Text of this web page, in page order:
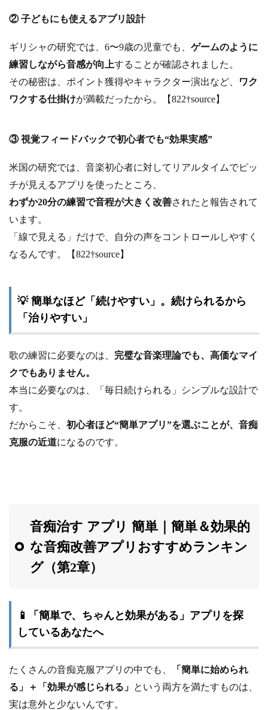
② 子どもにも使えるアプリ設計
ギリシャの研究では、6〜9歳の児童でも、 ゲームのように
練習しながら音感が向上することが確認されました。
その秘密は、ポイント獲得やキャラクター演出など、
ワク
ワクする仕掛けが満載だったから。【822†source】
③ 視覚フィードバックで初心者でも“効果実感”
米国の研究では、音楽初心者に対してリアルタイムでピッ
チが見えるアプリを使ったところ、
わずか20分の練習で音程が大きく改善されたと報告されて
います。
「線で見える」だけで、自分の声をコントロールしやすく
なるんです。【822†source】
💡 簡単なほど「続けやすい」。続けられるから
「治りやすい」
歌の練習に必要なのは、 完璧な音楽理論でも、高価なマイ
クでもありません。
本当に必要なのは、「毎日続けられる」シンプルな設計で
す。
だからこそ、 初心者ほど“簡単アプリ”を選ぶことが、音痴
克服の近道になるのです。
音痴治す アプリ 簡単｜簡単＆効果的
な音痴改善アプリおすすめランキン
グ（第2章）
📱「簡単で、ちゃんと効果がある」アプリを探
しているあなたへ
たくさんの音痴克服アプリの中でも、
「簡単に始められ
る」＋「効果が感じられる」 という両方を満たすものは、
実は意外と少ないんです。